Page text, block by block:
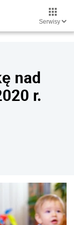
Serwisy
nad
r.